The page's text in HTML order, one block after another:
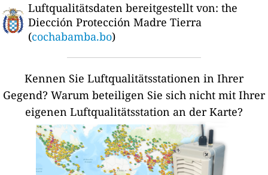
Luftqualitätsdaten bereitgestellt von: the
Diección Protección Madre Tierra
(cochabamba.bo)
Kennen Sie Luftqualitätsstationen in Ihrer
Gegend? Warum beteiligen Sie sich nicht mit Ihrer
eigenen Luftqualitätsstation an der Karte?